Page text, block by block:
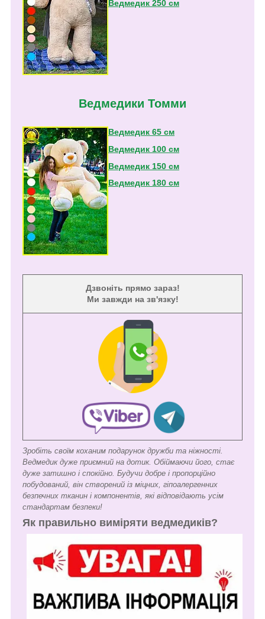
Ведмедик 250 см
Ведмедики Томми
Ведмедик 65 см
Ведмедик 100 см
Ведмедик 150 см
Ведмедик 180 см
Дзвоніть прямо зараз!
Ми завжди на зв'язку!
Зробіть своїм коханим подарунок дружби та ніжності.
Ведмедик дуже приємний на дотик. Обіймаючи його, стає
дуже затишно і спокійно. Будучи добре і пропорційно
побудований, він створений із міцних, гіпоалергенних
безпечних тканин і компонентів, які відповідають усім
стандартам безпеки!
Як правильно виміряти ведмедиків?